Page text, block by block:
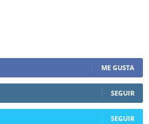
ME GUSTA
SEGUIR
SEGUIR